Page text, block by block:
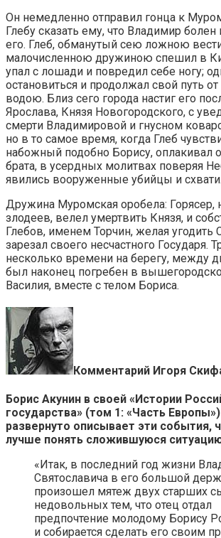
Он немедленно отправил гонца к
Глебу сказать ему, что Владимир
его. Глеб, обманутый сею ложною
малочисленною дружиною спешил в
упал с лошади и повредил себе ногу;
остановиться и продолжал свой путь
водою. Близ сего города настиг его
Ярослава, Князя Новогородского, с
смерти Владимировой и гнусном
но в то самое время, когда Глеб
набожный подобно Борису, оплакивал
брата, в усердных молитвах поверяя
явились вооруженные убийцы и
Дружина Муромская оробела: Горясер,
злодеев, велел умертвить Князя, и
Глебов, именем Торчин, желая угодить
зарезал своего несчастного Государя.
несколько времени на берегу, между
был наконец погребен в
Василия, вместе с телом Бориса.
Комментарий Игоря
Борис Акунин в своей «Истории
государства» (том 1: «Часть
развернуто описывает эти события,
лучше понять сложившуюся
«Итак, в последний год жизни
Святославича в его большой
произошел мятеж двух старших
недовольных тем, что отец отдал
предпочтение молодому Борису
и собирается сделать его своим